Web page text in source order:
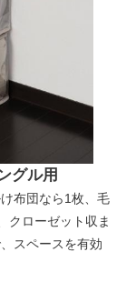
グル用
布団なら1枚、毛
クローゼット収ま
スペースを有効